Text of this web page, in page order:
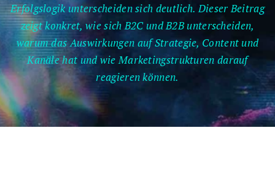
Erfolgslogik unterscheiden sich deutlich. Dieser Beitrag
zeigt konkret, wie sich B2C und B2B unterscheiden,
warum das Auswirkungen auf Strategie, Content und
Kanäle hat und wie Marketingstrukturen darauf
reagieren können.